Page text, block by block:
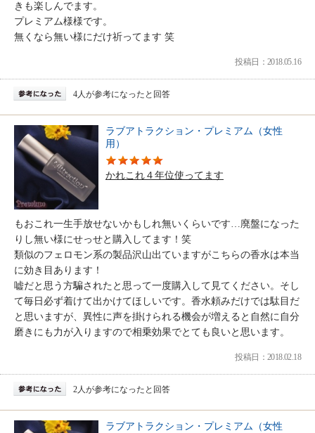
きも楽しんでます。
プレミアム様様です。
無くなら無い様にだけ祈ってます 笑
投稿日：2018.05.16
4人が参考になったと回答
ラブアトラクション・プレミアム（女性
用）
かれこれ４年位使ってます
もおこれ一生手放せないかもしれ無いくらいです…廃盤になった
りし無い様にせっせと購入してます！笑
類似のフェロモン系の製品沢山出ていますがこちらの香水は本当
に効き目あります！
嘘だと思う方騙されたと思って一度購入して見てください。そし
て毎日必ず着けて出かけてほしいです。香水頼みだけでは駄目だ
と思いますが、異性に声を掛けられる機会が増えると自然に自分
磨きにも力が入りますので相乗効果でとても良いと思います。
投稿日：2018.02.18
2人が参考になったと回答
ラブアトラクション・プレミアム（女性